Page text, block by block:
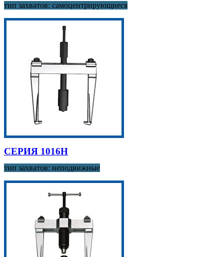
тип захватов: самоцентрирующиеся
СЕРИЯ 1016H
тип захватов: неподвижные